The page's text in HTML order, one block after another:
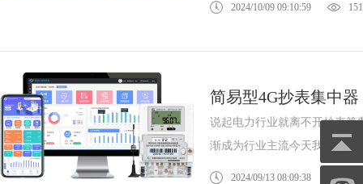
2024/10/09 09:10:59
简易型4G抄表集中器
说起电力行业就离不开抄表算
渐成为行业主流今天我将为...
2024/09/13 08:09:38